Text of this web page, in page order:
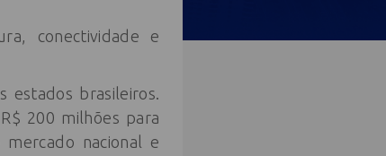
conectividade e
estados brasileiros.
200 milhões para
nacional e